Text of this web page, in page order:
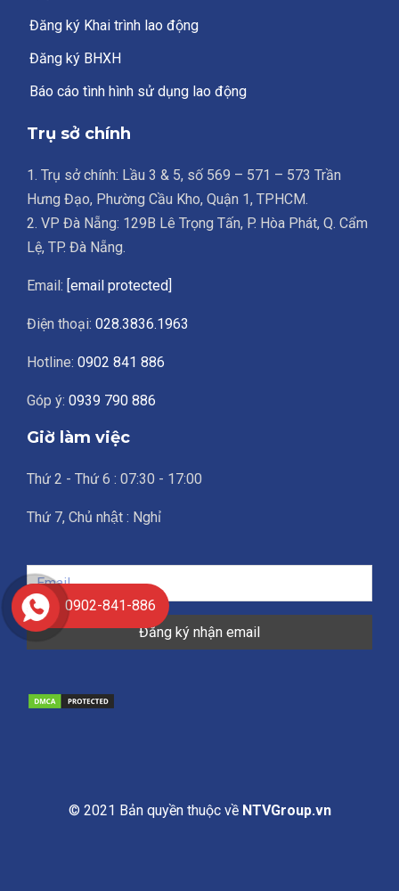
Đăng ký Khai trình lao động
Đăng ký BHXH
Báo cáo tình hình sử dụng lao động
Trụ sở chính
1. Trụ sở chính: Lầu 3 & 5, số 569 – 571 – 573 Trần
Hưng Đạo, Phường Cầu Kho, Quận 1, TPHCM.
2. VP Đà Nẵng: 129B Lê Trọng Tấn, P. Hòa Phát, Q. Cẩm
Lệ, TP. Đà Nẵng.
Email: [email protected]
Điện thoại: 028.3836.1963
Hotline: 0902 841 886
Góp ý: 0939 790 886
Giờ làm việc
Thứ 2 - Thứ 6 : 07:30 - 17:00
Thứ 7, Chủ nhật : Nghỉ
© 2021 Bản quyền thuộc về NTVGroup.vn
0902-841-886